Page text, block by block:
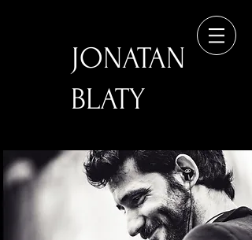
JONATAN
BLATY